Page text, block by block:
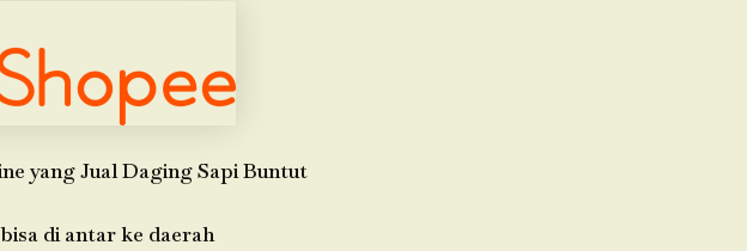
yang Jual Daging Sapi Buntut
di antar ke daerah